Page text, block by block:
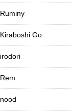
Ruminy
Kiraboshi Go
irodori
Rem
nood